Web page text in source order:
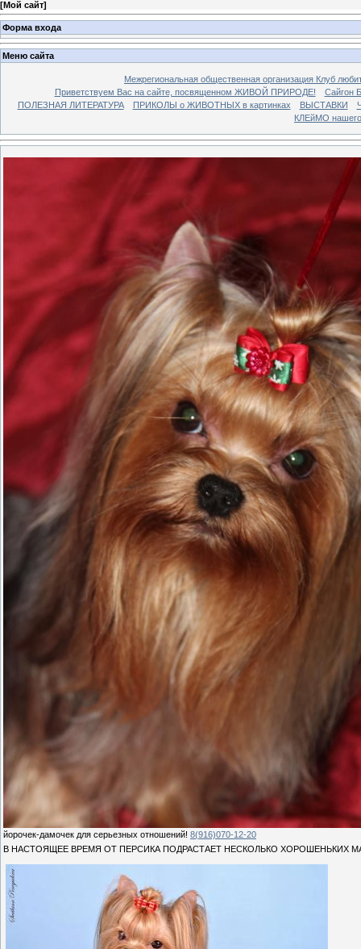
[Мой сайт]
Форма входа
Меню сайта
Межрегиональная общественная организация Клуб
Приветствуем Вас на сайте, посвященном ЖИВОЙ ПРИРОДЕ!
Сайгон
ПОЛЕЗНАЯ ЛИТЕРАТУРА
ПРИКОЛЫ о ЖИВОТНЫХ в картинках ВЫСТАВКИ
КЛЕйМО
йорочек-дамочек для серьезных отношений! 8(916)070-12-20
В НАСТОЯЩЕЕ ВРЕМЯ ОТ ПЕРСИКА ПОДРАСТАЕТ НЕСКОЛЬКО ХОРОШЕНЬКИХ